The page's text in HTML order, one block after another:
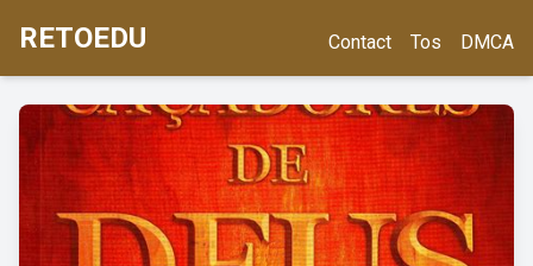
RETOEDU Contact Tos DMCA